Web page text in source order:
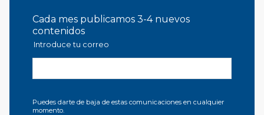
Cada mes publicamos 3-4 nuevos
contenidos
Introduce tu correo
Puedes darte de baja de estas comunicaciones en cualquier
momento.